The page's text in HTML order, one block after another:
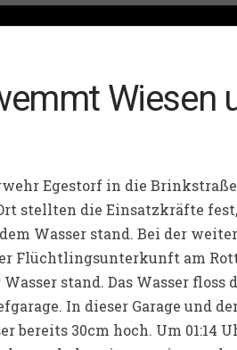
Wiesen
Egestorf in die
stellten die Einsatzkräfte
Wasser stand. Bei der
Flüchtlingsunterkunft am
stand. Das Wasser floss
In dieser Garage und
bereits 30cm hoch. Um 01:14